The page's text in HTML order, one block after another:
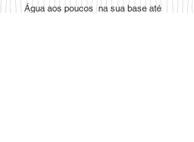
Água aos poucos na sua base até